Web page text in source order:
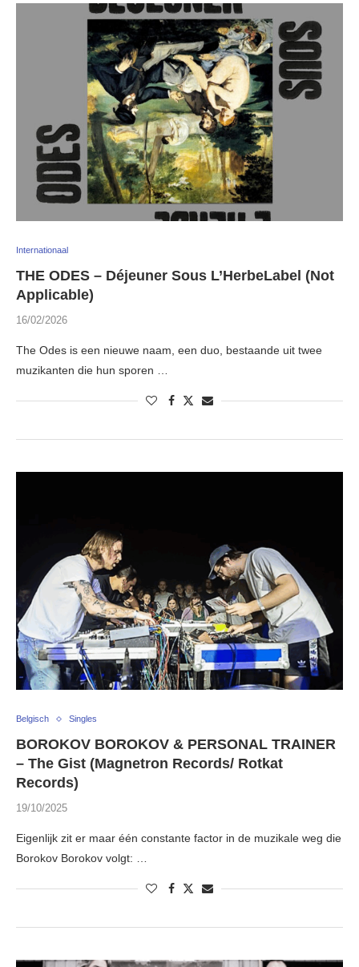
Internationaal
THE ODES – Déjeuner Sous L’HerbeLabel (Not
Applicable)
16/02/2026
The Odes is een nieuwe naam, een duo, bestaande uit twee
muzikanten die hun sporen …
Belgisch Singles
BOROKOV BOROKOV & PERSONAL TRAINER
– The Gist (Magnetron Records/ Rotkat
Records)
19/10/2025
Eigenlijk zit er maar één constante factor in de muzikale weg die
Borokov Borokov volgt: …